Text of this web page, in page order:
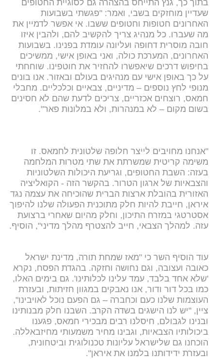
בתוך כך, גנץ התייחס בהצהרה גם לסוגיית החטופים
שעדיין מוחזקים בשבי, ואמר: "פגשתי בשבועות
האחרונים חטופות וחטופים ששבו. אי אפשר לדמיין את
מה שעברו. כל מנהיג צריך להקשיב להם, ולהבין איזו
חובה מוסרית דחופה ועליונה עומדת בפנינו. בשבועות
האחרונים, המערכת כולה, ואני באופן אישי, ממשיכים
בחיפוש דרכים שיאפשרו להחזיר את חוטפינו. שוחחתי
על כך באופן אישי עם מנהיגים בעולם ובאזור. אנו בונים
מנופי לחץ נוספים – מדיניים, צבאיים וכלכליים. מחבלי
חמאס, רוצחים אכזריים, צריכים לדעת שהם לא חסינים
בשום מקום – לא במנהרות, ולא במלונות פאר".
"אנחנו מחויבים לייצר חלופה שלטונית לחמאס. זו
משימה קריטית שמשרתת את שתי מטרות המלחמה
בעזה: השבת החטופים, וגריעת היכולות השלטוניות
והצבאיות של ארגון הטרור. בהקשר הזה - הקואליציה
האזורית בהובלת ארצות הברית שהוכיחה את עצמה נגד
איראן, חייבת להיות חלק מתוכנית הפעולה שלנו להיפוך
אסטרטגי במזרח התיכון, וחלק מהיום שאחרי ברצועת
עזה. למהלך הצבאי, חייב להצטרף מהלך מדיני", הוסיף.
עוד הוסיף השר כי "מאז שמחת תורה, מדינת ישראל
כאובה ועצובה, וגם נחושה וחזקה. בהגדת הפסח, נקרא
'שלא אחד בלבד, עמד עלינו לכלותינו'. גם בימים האלו,
כמו בכל דור ודור, אנו נאבקים במגוון חזיתות, ובעזרת
העוצמות שלנו כעם וכחברה – גם הפעם נוכל לאויבינו",
ציין, "יש לנו הישגים בשדה הקרב. השבנו חלק מבנותינו
ובנינו לגבולם, חיסלנו רבים מבכירי חמאס, פגענו
ביכולותיו הצבאיות, וגבינו מחיר משמעותי מחיזבאללה.
הוכחנו גם שלישראל עליונות טכנולוגית וביטחונית,
ובעזרת ידידותנו בלמנו את איראן".